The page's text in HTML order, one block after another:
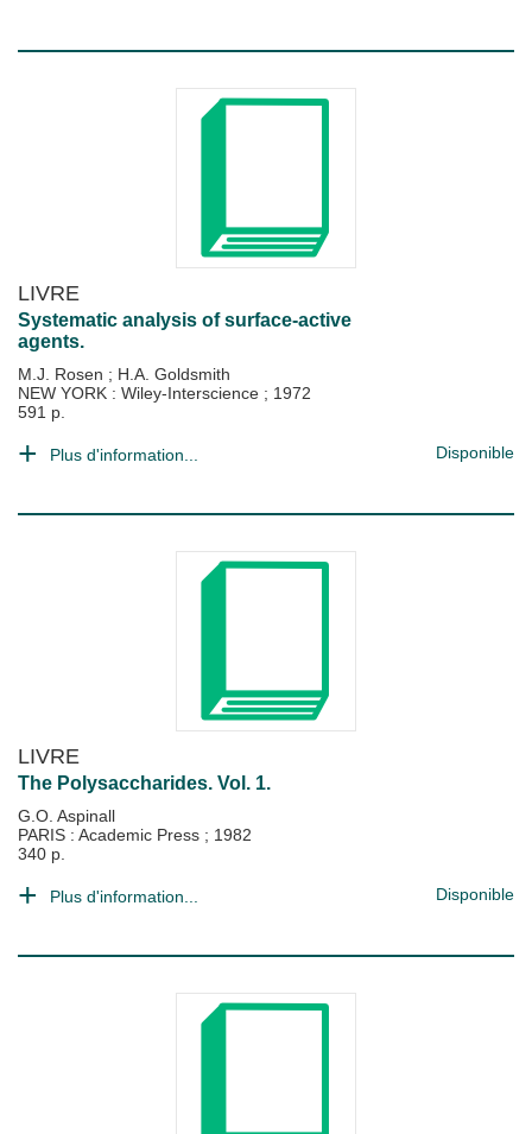
LIVRE
Systematic analysis of surface-active
agents.
M.J. Rosen ; H.A. Goldsmith
NEW YORK : Wiley-Interscience ; 1972
591 p.
Plus d'information... Disponible
LIVRE
The Polysaccharides. Vol. 1.
G.O. Aspinall
PARIS : Academic Press ; 1982
340 p.
Plus d'information... Disponible